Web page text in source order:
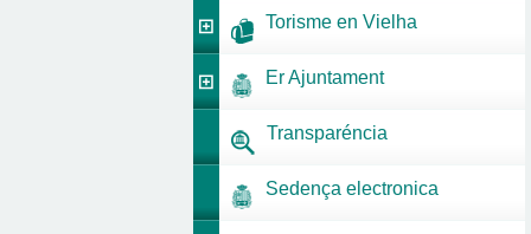
Torisme en Vielha
Er Ajuntament
Transparéncia
Sedença electronica